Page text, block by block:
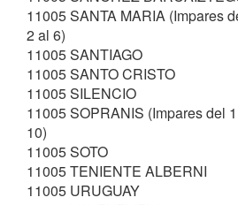
11005 SANTA MARIA (Impares
2 al 6)
11005 SANTIAGO
11005 SANTO CRISTO
11005 SILENCIO
11005 SOPRANIS (Impares del
10)
11005 SOTO
11005 TENIENTE ALBERNI
11005 URUGUAY